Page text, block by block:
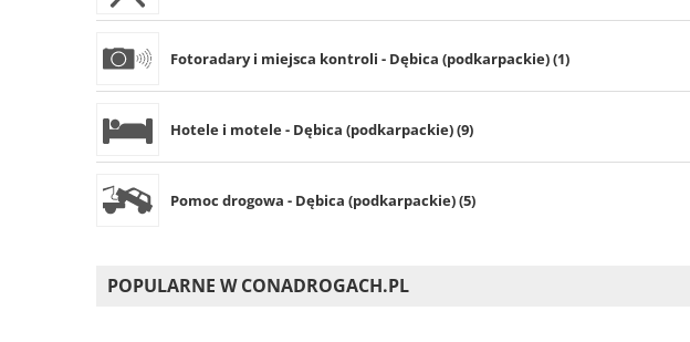
Fotoradary i miejsca kontroli - Dębica (podkarpackie) (1)
Hotele i motele - Dębica (podkarpackie) (9)
Pomoc drogowa - Dębica (podkarpackie) (5)
POPULARNE W CONADROGACH.PL